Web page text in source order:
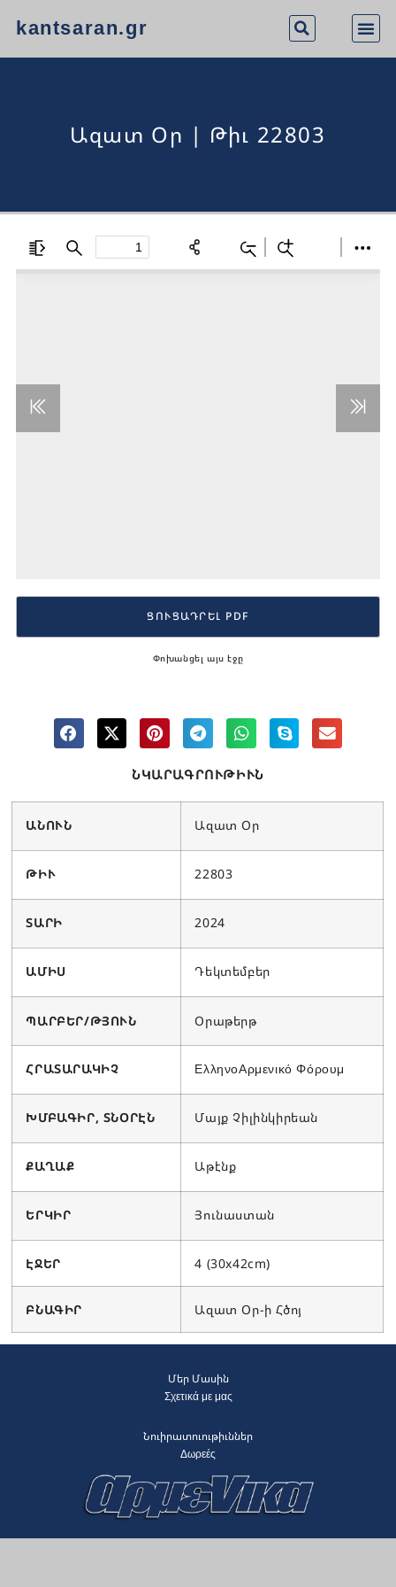
kantsaran.gr
Ազատ Օր | Թիւ 22803
ՆԿԱՐԱԳՐՈՒԹԻՒՆ
ԱՆՈՒՆ Ազատ Օր
ԹԻՒ 22803
ՏԱՐԻ 2024
ԱՄԻՍ Դեկտեմբեր
ՊԱՐԲԵՐ/ԹՅՈՒՆ Օրաթերթ
ՀՐԱՏԱՐԱԿԻՉ ΕλληνοΑρμενικό Φόρουμ
ԽՄԲԱԳԻՐ, ՏՆՕՐԷՆ Մայք Չիլինկիրեան
ՔԱՂԱՔ Աթէնք
ԵՐԿԻՐ Յունաստան
ԷՋԵՐ 4 (30x42cm)
ԲՆԱԳԻՐ Ազատ Օր-ի Հծոյ
Փոխանցել այս էջը
ՑՈՒՑԱԴՐԵԼ PDF
Մեր Մասին
Σχετικά με μας
Նուիրատուութիւններ
Δωρεές